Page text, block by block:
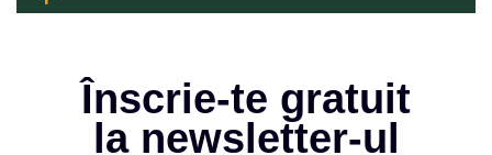
Înscrie-te gratuit
la newsletter-ul